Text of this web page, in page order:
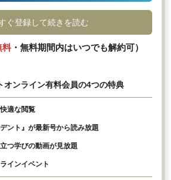
ぐ登録して続きを読む
料・無料期間内はいつでも解約可）
オンライン有料会員の4つの特典
適な閲覧
ント』が最新号から読み放題
つ学びの動画が見放題
インイベント